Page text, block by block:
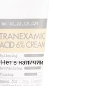
Нет в наличии